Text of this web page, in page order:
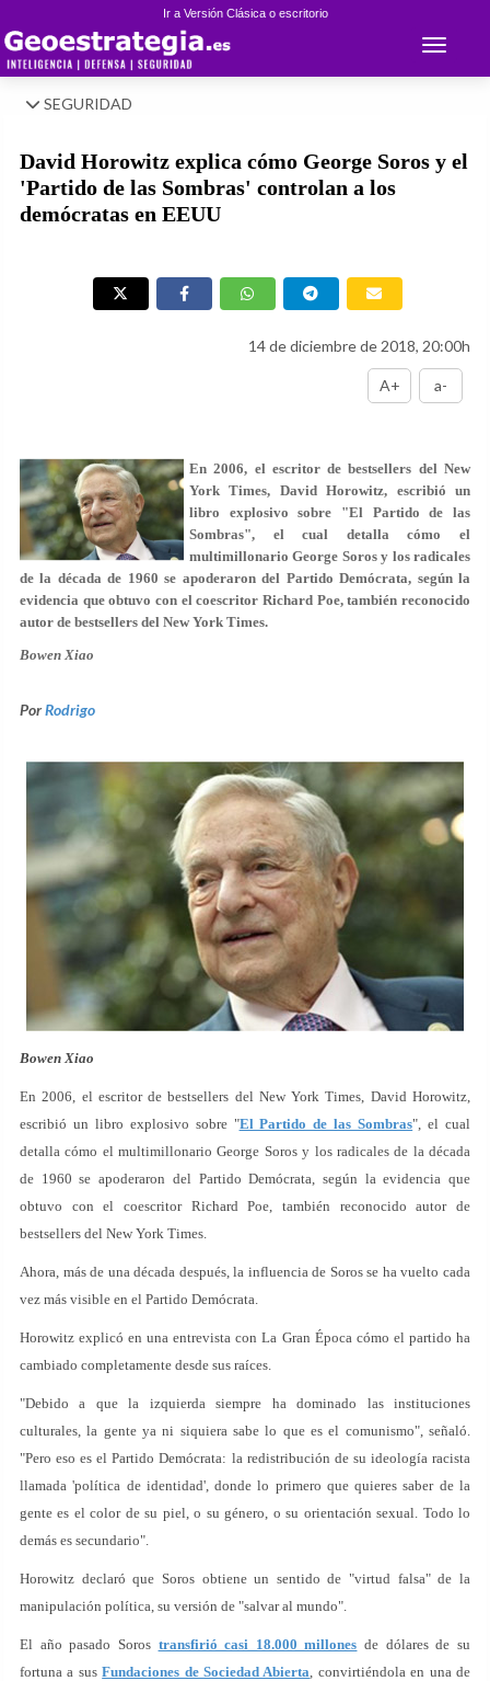
Ir a Versión Clásica o escritorio
Toggle
SEGURIDAD
David Horowitz explica cómo George Soros y el
'Partido de las Sombras' controlan a los
demócratas en EEUU
14 de diciembre de 2018, 20:00h
A+ a-
En 2006, el escritor de bestsellers del New
York Times, David Horowitz, escribió un
libro explosivo sobre "El Partido de las
Sombras", el cual detalla cómo el
multimillonario George Soros y los radicales
de la década de 1960 se apoderaron del Partido Demócrata, según la
evidencia que obtuvo con el coescritor Richard Poe, también reconocido
autor de bestsellers del New York Times.
Bowen Xiao
PorRodrigo
Bowen Xiao
En 2006, el escritor de bestsellers del New York Times, David Horowitz,
escribió un libro explosivo sobre "El Partido de las Sombras", el cual
detalla cómo el multimillonario George Soros y los radicales de la década
de 1960 se apoderaron del Partido Demócrata, según la evidencia que
obtuvo con el coescritor Richard Poe, también reconocido autor de
bestsellers del New York Times.
Ahora, más de una década después, la influencia de Soros se ha vuelto cada
vez más visible en el Partido Demócrata.
Horowitz explicó en una entrevista con La Gran Época cómo el partido ha
cambiado completamente desde sus raíces.
"Debido a que la izquierda siempre ha dominado las instituciones
culturales, la gente ya ni siquiera sabe lo que es el comunismo", señaló.
"Pero eso es el Partido Demócrata: la redistribución de su ideología racista
llamada 'política de identidad', donde lo primero que quieres saber de la
gente es el color de su piel, o su género, o su orientación sexual. Todo lo
demás es secundario".
Horowitz declaró que Soros obtiene un sentido de "virtud falsa" de la
manipulación política, su versión de "salvar al mundo".
El año pasado Soros transfirió casi 18.000 millones de dólares de su
fortuna a susFundaciones de Sociedad Abierta, convirtiéndola en una de